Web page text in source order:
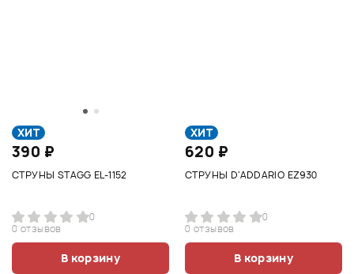
ХИТ
390 ₽
СТРУНЫ STAGG EL-1152
0
0 отзывов
В корзину
ХИТ
620 ₽
СТРУНЫ D'ADDARIO EZ930
0
0 отзывов
В корзину